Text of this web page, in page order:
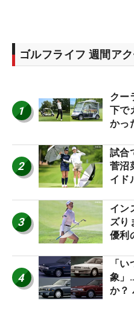
ゴルフライフ 週間ア
1
クー
下で
かっ
2
試合
菅沼
イド
3
イン
ズり
優利
4
「
象」
か？